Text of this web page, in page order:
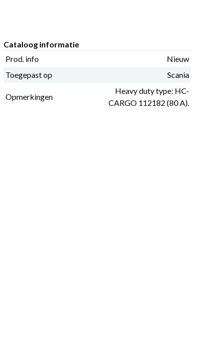
Cataloog informatie
Prod. info
Nieuw
Toegepast op
Scania
Opmerkingen
Heavy duty type: HC-
CARGO 112182 (80 A).